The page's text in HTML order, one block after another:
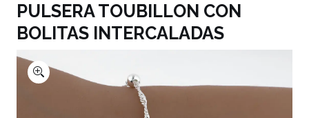
PULSERA TOUBILLON CON
BOLITAS INTERCALADAS